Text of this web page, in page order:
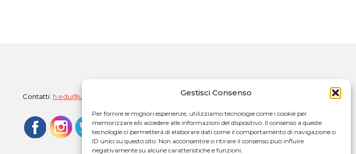
Gestisci Consenso
Per fornire le migliori esperienze, utilizziamo tecnologie come i cookie per
memorizzare e/o accedere alle informazioni del dispositivo. Il consenso a queste
tecnologie ci permetterà di elaborare dati come il comportamento di navigazione o
ID unici su questo sito. Non acconsentire o ritirare il consenso può influire
negativamente su alcune caratteristiche e funzioni.
Contatti: h.edu@unime.it